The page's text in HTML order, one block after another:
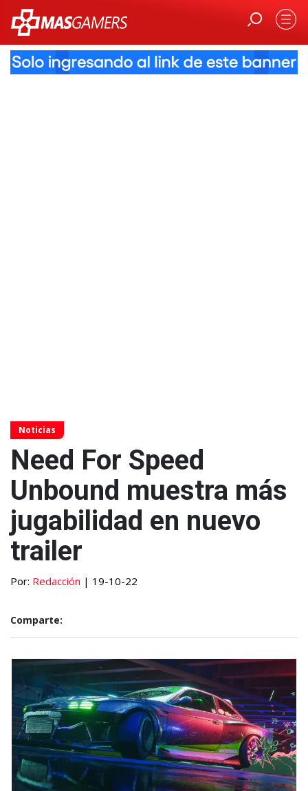
Noticias
Need For Speed
Unbound muestra más
jugabilidad en nuevo
trailer
Por: Redacción | 19-10-22
Comparte: